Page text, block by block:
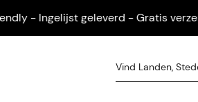
Ingelijst geleverd - Gratis